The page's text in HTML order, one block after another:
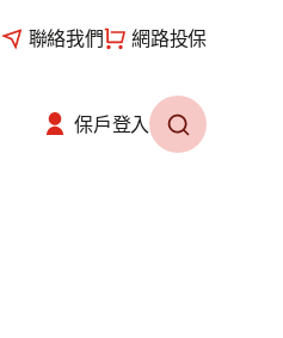
聯絡我們 網路投保
保戶登入​